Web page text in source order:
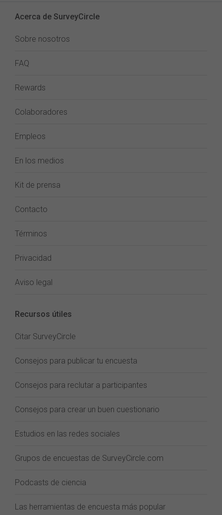
Acerca de SurveyCircle
Sobre nosotros
FAQ
Rewards
Colaboradores
Empleos
En los medios
Kit de prensa
Contacto
Términos
Privacidad
Aviso legal
Recursos útiles
Citar SurveyCircle
Consejos para publicar tu encuesta
Consejos para reclutar a participantes
Consejos para crear un buen cuestionario
Estudios en las redes sociales
Grupos de encuestas de SurveyCircle.com
Podcasts de ciencia
Las herramientas de encuesta más popular